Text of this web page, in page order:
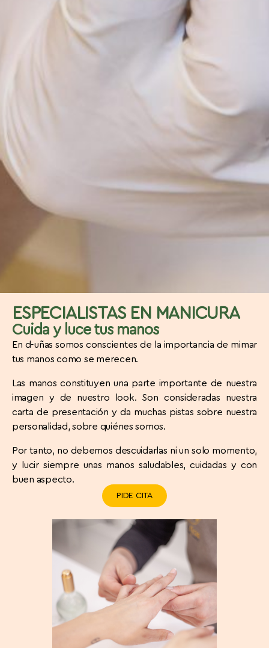
ESPECIALISTAS EN MANICURA​
Cuida y luce tus manos​
En d-uñas somos conscientes de la importancia de mimar
tus manos como se merecen.
Las manos constituyen una parte importante de nuestra
imagen y de nuestro look. Son consideradas nuestra
carta de presentación y da muchas pistas sobre nuestra
personalidad, sobre quiénes somos.
Por tanto, no debemos descuidarlas ni un solo momento,
y lucir siempre unas manos saludables, cuidadas y con
buen aspecto.
PIDE CITA